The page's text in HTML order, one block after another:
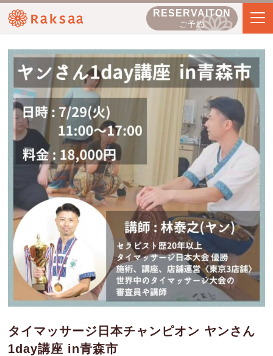
RESERVAITON
ご予約
タイマッサージ日本チャンピオン ヤンさん
1day講座 in青森市